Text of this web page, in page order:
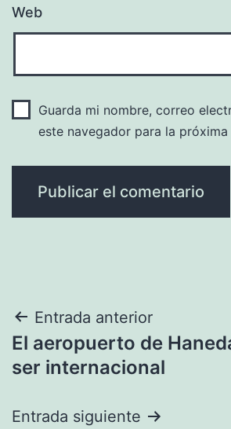
Web
Guarda mi nombre, correo
este navegador para la
Navegación
de
Entrada anterior
El aeropuerto de
ser internacional
Entrada siguiente